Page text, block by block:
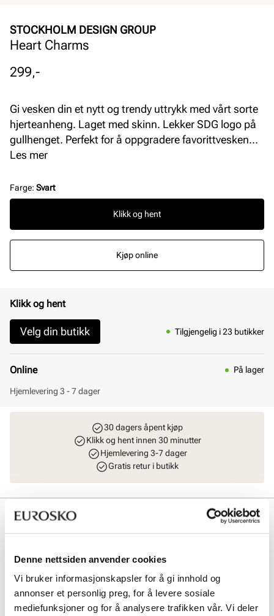
Denne nettsiden anvender cookies
Vi bruker informasjonskapsler for å gi innhold og
annonser et personlig preg, for å levere sosiale
mediefunksjoner og for å analysere trafikken vår. Vi deler
STOCKHOLM DESIGN GROUP
Heart Charms
Pris
299,-
Gi vesken din et nytt og trendy uttrykk med vårt sorte
hjerteanheng. Laget med skinn. Lekker SDG logo på
gullhenget. Perfekt for å oppgradere favorittvesken
din med et personlig touch.
Les mer
Farge: Svart
Klikk og hent
Kjøp online
Klikk og hent
Velg din butikk Tilgjengelig i 23 butikker
Online På lager
Hjemlevering 3 - 7 dager
30 dagers åpent kjøp
Klikk og hent innen 30 minutter
Hjemlevering 3-7 dager
Gratis retur i butikk
Beskrivelse
oppgradere favorittvesken din med et personlig touch.
Art. nr94963402
Lev. art. nr8344